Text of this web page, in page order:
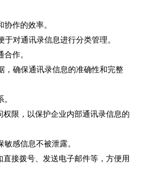
作的效率。
对通讯录信息进行分类管理。
作。
，确保通讯录信息的准确性和完整
限，以保护企业内部通讯录信息的
感信息不被泄露。
接拨号、发送电子邮件等，方便用